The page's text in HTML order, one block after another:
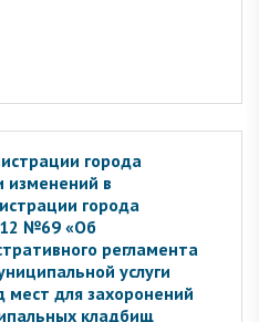
города
изменений в
города
№69 «Об
регламента
услуги
для захоронений
кладбищ